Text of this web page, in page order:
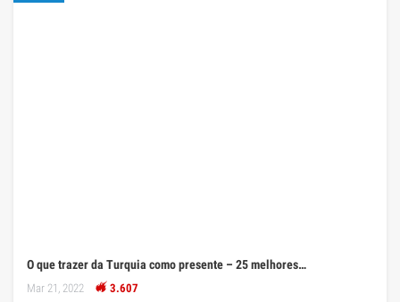
O que trazer da Turquia como presente – 25 melhores…
Mar 21, 2022 3.607